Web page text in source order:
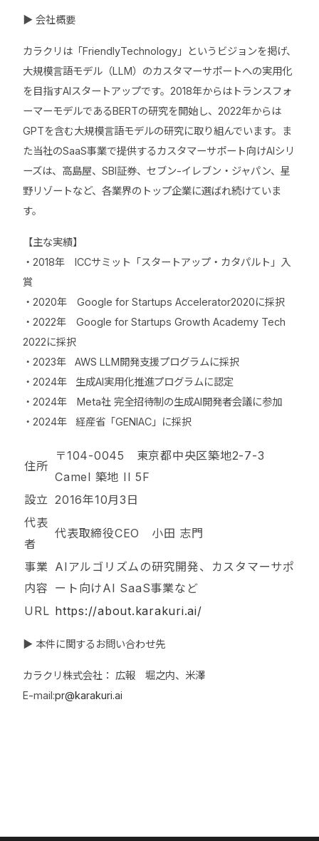
▶ 会社概要
カラクリは「FriendlyTechnology」というビジョンを掲げ、
大規模言語モデル（LLM）のカスタマーサポートへの実用化
を目指すAIスタートアップです。2018年からはトランスフォ
ーマーモデルであるBERTの研究を開始し、2022年からは
GPTを含む大規模言語モデルの研究に取り組んでいます。ま
た当社のSaaS事業で提供するカスタマーサポート向けAIシリ
ーズは、高島屋、SBI証券、セブン-イレブン・ジャパン、星
野リゾートなど、各業界のトップ企業に選ばれ続けていま
す。
【主な実績】
・2018年 ICCサミット「スタートアップ・カタパルト」入
賞
・2020年 Google for Startups Accelerator2020に採択
・2022年 Google for Startups Growth Academy Tech
2022に採択
・2023年 AWS LLM開発支援プログラムに採択
・2024年 生成AI実用化推進プログラムに認定
・2024年 Meta社 完全招待制の生成AI開発者会議に参加
・2024年 経産省「GENIAC」に採択
住所
〒104-0045 東京都中央区築地2-7-3
Camel 築地 II 5F
設立 2016年10月3日
代表
者
代表取締役CEO 小田 志門
事業
内容
AIアルゴリズムの研究開発、カスタマーサポ
ート向けAI SaaS事業など
URL https://about.karakuri.ai/
▶ 本件に関するお問い合わせ先
カラクリ株式会社： 広報 堀之内、米澤
E-mail:pr@karakuri.ai